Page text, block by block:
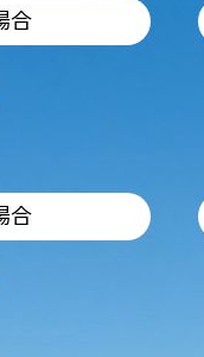
合
合